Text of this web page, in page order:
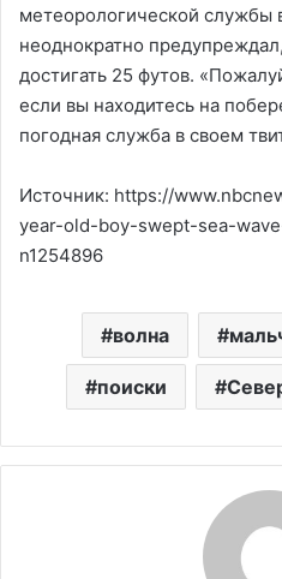
метеорологической службы
неоднократно
достигать 25 футов.
если вы находитесь на
погодная служба в своем
Источник: https://
year-old-boy-swept-sea-
n1254896
волна
поиски